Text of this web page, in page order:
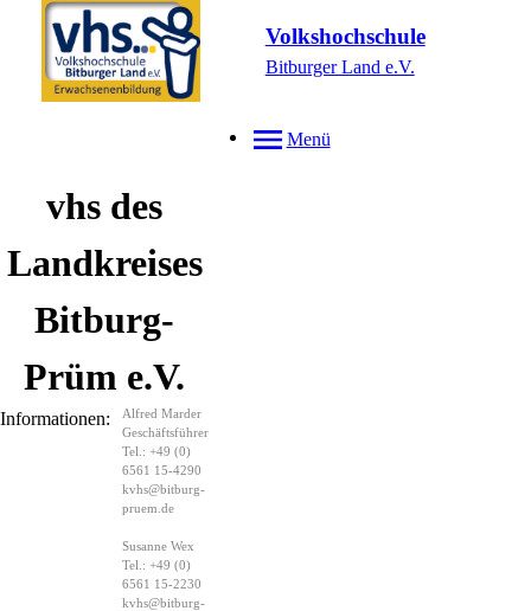
Volkshochschule
Bitburger Land e.V.
Menü
vhs des
Landkreises
Bitburg-
Prüm e.V.
Informationen:
Alfred Marder
Geschäftsführer
Tel.: +49 (0)
6561 15-4290
kvhs@bitburg-
pruem.de
Susanne Wex
Tel.: +49 (0)
6561 15-2230
kvhs@bitburg-